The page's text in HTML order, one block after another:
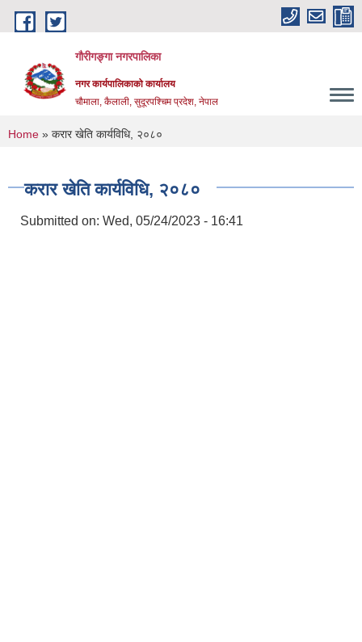
Skip to main content
गौरीगङ्गा नगरपालिका
नगर कार्यपालिकाको कार्यालय
चौमाला, कैलाली, सुदूरपश्चिम प्रदेश, नेपाल
You are here
Home » करार खेति कार्यविधि, २०८०
करार खेति कार्यविधि, २०८०
Submitted on: Wed, 05/24/2023 - 16:41